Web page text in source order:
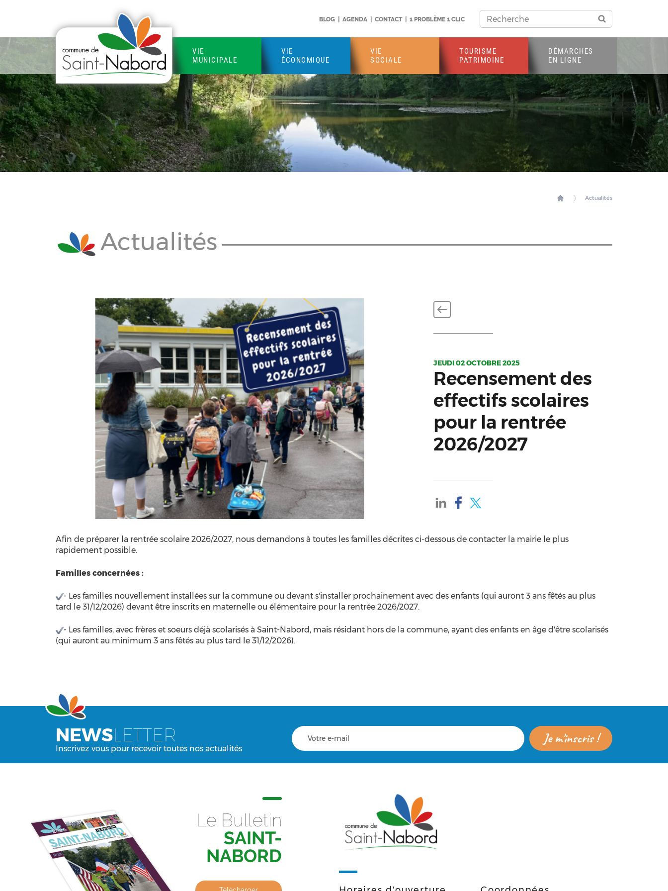
BLOG AGENDA CONTACT 1 PROBLÈME 1 CLIC
VIE
MUNICIPALE
VIE
ÉCONOMIQUE
VIE
SOCIALE
TOURISME
PATRIMOINE
DÉMARCHES
EN LIGNE
Actualités
Actualités
JEUDI 02 OCTOBRE 2025
Recensement des
effectifs scolaires
pour la rentrée
2026/2027
Afin de préparer la rentrée scolaire 2026/2027, nous demandons à toutes les familles décrites ci-dessous de contacter la mairie le plus
rapidement possible.
Familles concernées :
- Les familles nouvellement installées sur la commune ou devant s'installer prochainement avec des enfants (qui auront 3 ans fêtés au plus
tard le 31/12/2026) devant être inscrits en maternelle ou élémentaire pour la rentrée 2026/2027.
- Les familles, avec frères et soeurs déjà scolarisés à Saint-Nabord, mais résidant hors de la commune, ayant des enfants en âge d'être scolarisés
(qui auront au minimum 3 ans fêtés au plus tard le 31/12/2026).
NEWSLETTER
Inscrivez vous pour recevoir toutes nos actualités
Le Bulletin
SAINT-
NABORD